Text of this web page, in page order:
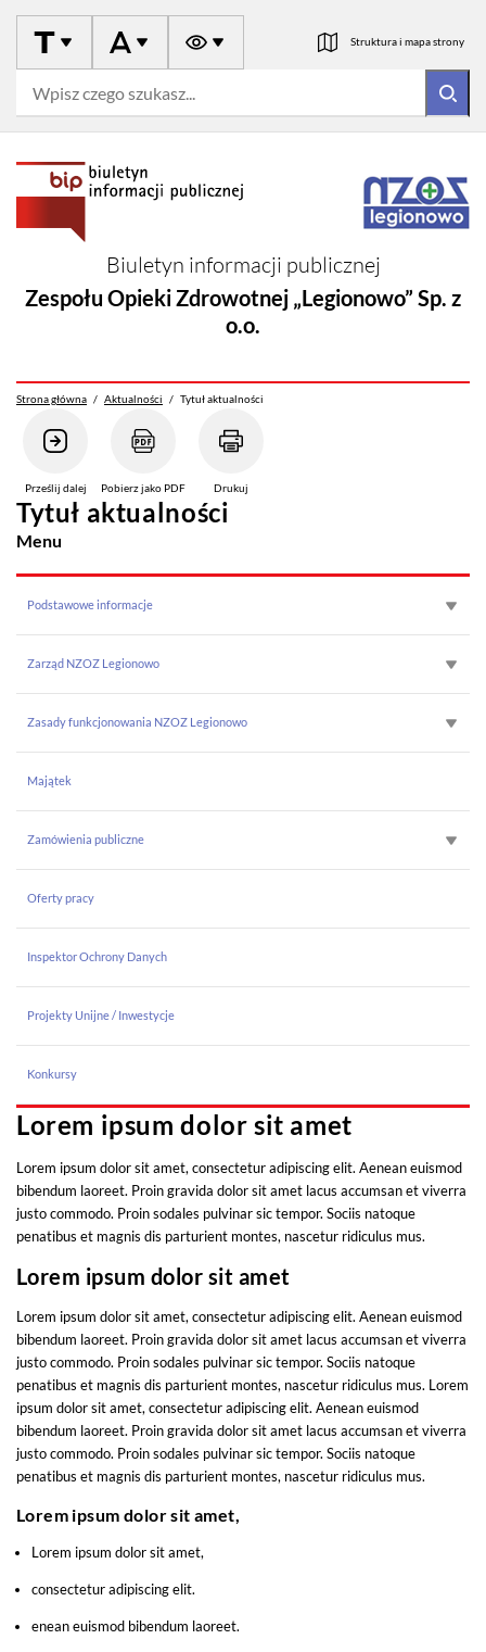
Struktura i mapa strony
Biuletyn informacji publicznej
Zespołu Opieki Zdrowotnej „Legionowo” Sp. z
o.o.
Strona główna / Aktualności / Tytuł aktualności
Tytuł aktualności
Prześlij dalej Pobierz jako PDF Drukuj
Menu
Podstawowe informacje
Zarząd NZOZ Legionowo
Zasady funkcjonowania NZOZ Legionowo
Majątek
Zamówienia publiczne
Oferty pracy
Inspektor Ochrony Danych
Projekty Unijne / Inwestycje
Konkursy
Lorem ipsum dolor sit amet
Lorem ipsum dolor sit amet, consectetur adipiscing elit. Aenean euismod
bibendum laoreet. Proin gravida dolor sit amet lacus accumsan et viverra
justo commodo. Proin sodales pulvinar sic tempor. Sociis natoque
penatibus et magnis dis parturient montes, nascetur ridiculus mus.
Lorem ipsum dolor sit amet
Lorem ipsum dolor sit amet, consectetur adipiscing elit. Aenean euismod
bibendum laoreet. Proin gravida dolor sit amet lacus accumsan et viverra
justo commodo. Proin sodales pulvinar sic tempor. Sociis natoque
penatibus et magnis dis parturient montes, nascetur ridiculus mus. Lorem
ipsum dolor sit amet, consectetur adipiscing elit. Aenean euismod
bibendum laoreet. Proin gravida dolor sit amet lacus accumsan et viverra
justo commodo. Proin sodales pulvinar sic tempor. Sociis natoque
penatibus et magnis dis parturient montes, nascetur ridiculus mus.
Lorem ipsum dolor sit amet,
Lorem ipsum dolor sit amet,
consectetur adipiscing elit.
enean euismod bibendum laoreet.